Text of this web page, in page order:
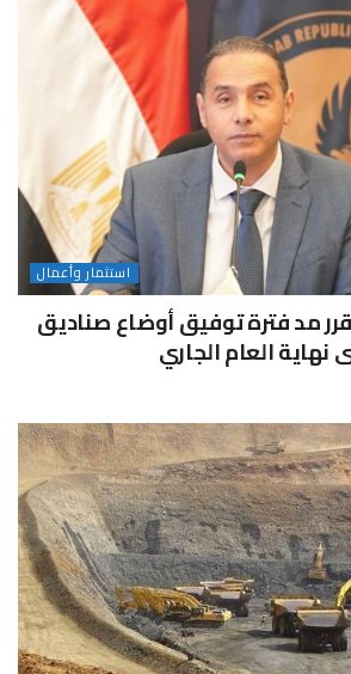
استثمار وأعمال
تقرر مد فترة توفيق أوضاع صناديق
نهاية العام الجاري